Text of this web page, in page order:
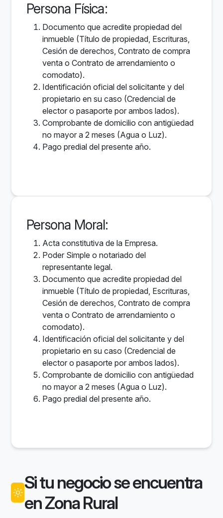
Persona Física:
Documento que acredite propiedad del
inmueble (Título de propiedad, Escrituras,
Cesión de derechos, Contrato de compra
venta o Contrato de arrendamiento o
comodato).
Identificación oficial del solicitante y del
propietario en su caso (Credencial de
elector o pasaporte por ambos lados).
Comprobante de domicilio con antigüedad
no mayor a 2 meses (Agua o Luz).
Pago predial del presente año.
Persona Moral:
Acta constitutiva de la Empresa.
Poder Simple o notariado del
representante legal.
Documento que acredite propiedad del
inmueble (Título de propiedad, Escrituras,
Cesión de derechos, Contrato de compra
venta o Contrato de arrendamiento o
comodato).
Identificación oficial del solicitante y del
propietario en su caso (Credencial de
elector o pasaporte por ambos lados).
Comprobante de domicilio con antigüedad
no mayor a 2 meses (Agua o Luz).
Pago predial del presente año.
Si tu negocio se encuentra
en Zona Rural